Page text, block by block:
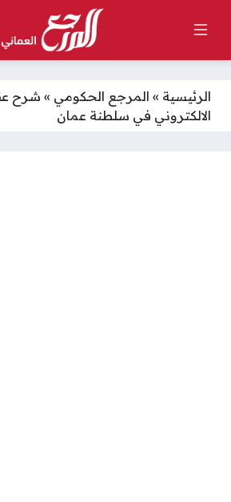
الرئيسية » المرجع الحكومي » شرح
الالكتروني في سلطنة عمان